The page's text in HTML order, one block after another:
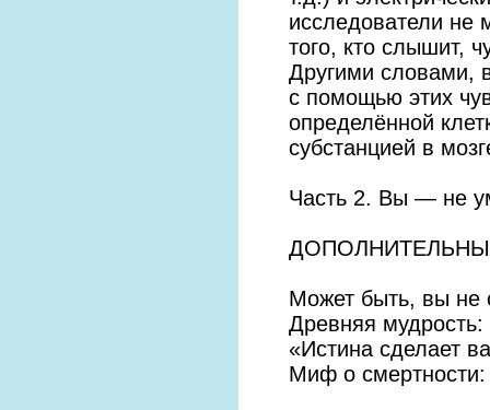
исследователи не
того, кто слышит,
Другими словами,
с помощью этих
определённой
субстанцией в
Часть 2. Вы — не
Может быть, вы не
Древняя
«Истина сделает
Миф о смертности: